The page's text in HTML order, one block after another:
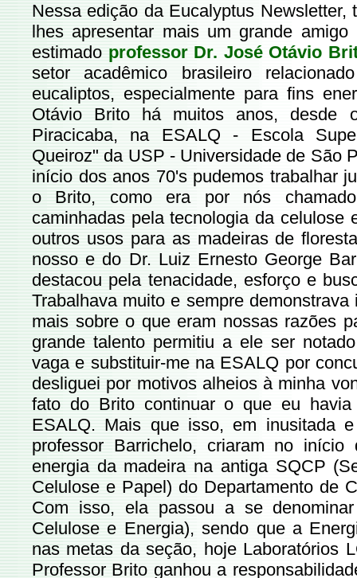
Nessa edição da Eucalyptus Newsletter,
lhes apresentar mais um grande
estimado professor Dr. José Otávio
setor acadêmico brasileiro
eucaliptos, especialmente para fins
Otávio Brito há muitos anos, desde
Piracicaba, na ESALQ - Escola
Queiroz" da USP - Universidade de São
início dos anos 70's pudemos trabalhar
o Brito, como era por nós
caminhadas pela tecnologia da celulose
outros usos para as madeiras de
nosso e do Dr. Luiz Ernesto George
destacou pela tenacidade, esforço e
Trabalhava muito e sempre
mais sobre o que eram nossas razões
grande talento permitiu a ele ser
vaga e substituir-me na ESALQ por
desliguei por motivos alheios à minha
fato do Brito continuar o que eu
ESALQ. Mais que isso, em inusitada
professor Barrichelo, criaram no
energia da madeira na antiga SQCP
Celulose e Papel) do Departamento de
Com isso, ela passou a se
Celulose e Energia), sendo que a
nas metas da seção, hoje Laboratórios
Professor Brito ganhou a